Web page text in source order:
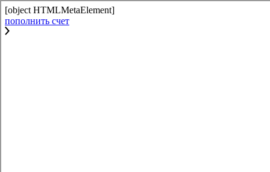
[object HTMLMetaElement]
пополнить счет